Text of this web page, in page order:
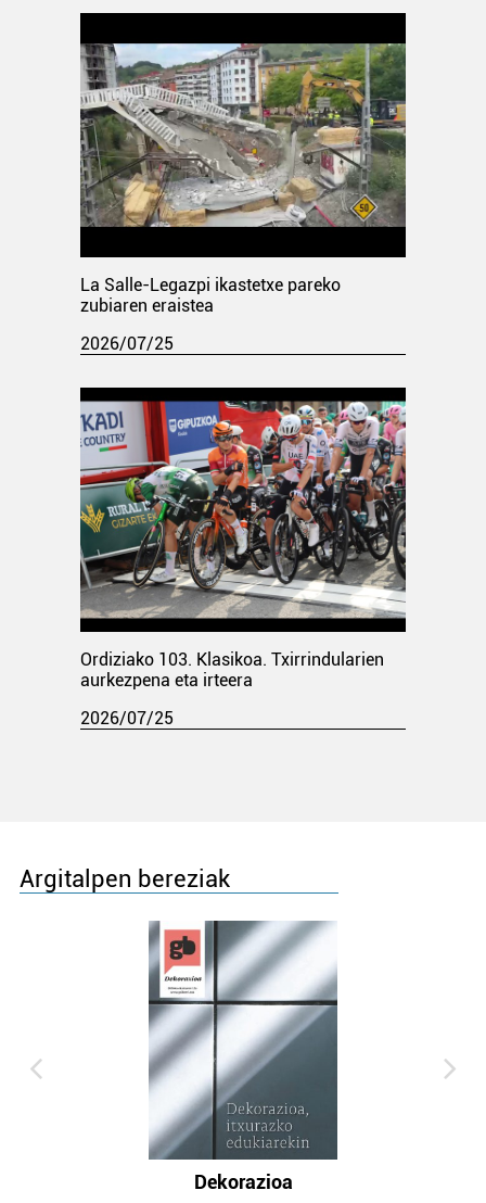
La Salle-Legazpi ikastetxe pareko
zubiaren eraistea
2026/07/25
Ordiziako 103. Klasikoa. Txirrindularien
aurkezpena eta irteera
2026/07/25
Argitalpen bereziak
Dekorazioa